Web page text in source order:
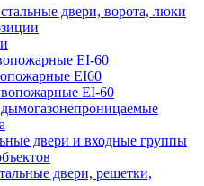
двери, ворота, люки
EI-60
EI60
EI-60
двери и входные группы
двери, решетки,